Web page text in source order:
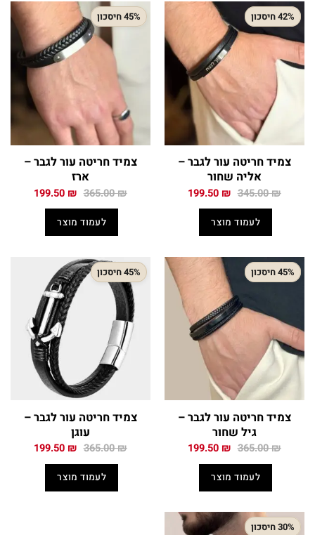
42% חיסכון
צמיד חריטה עור לגבר –
אליה שחור
345.00₪ המחיר
345.00 ₪.
199.50 ₪ המחיר
לעמוד מוצר
45% חיסכון
צמיד חריטה עור לגבר –
ארז
365.00₪ המחיר
365.00 ₪.
199.50 ₪ המחיר
לעמוד מוצר
45% חיסכון
צמיד חריטה עור לגבר –
גיל שחור
365.00₪ המחיר
365.00 ₪.
199.50 ₪ המחיר
לעמוד מוצר
45% חיסכון
צמיד חריטה עור לגבר –
עוגן
365.00₪ המחיר
365.00 ₪.
199.50 ₪ המחיר
לעמוד מוצר
30% חיסכון